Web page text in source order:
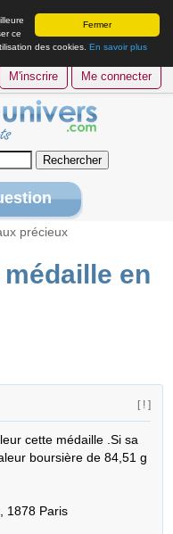
Fermer
ce
des cookies. En savoir plus
M'inscrire Me connecter
précieux
en
[ ! ]
cette médaille .Si sa
boursière de 84,51 g
1878 Paris